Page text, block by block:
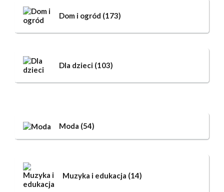
Dom i ogród (173)
Dla dzieci (103)
Moda (54)
Muzyka i edukacja (14)